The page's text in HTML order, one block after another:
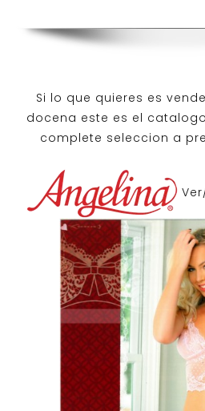
Si lo que quieres es
docena este es el
complete seleccion a